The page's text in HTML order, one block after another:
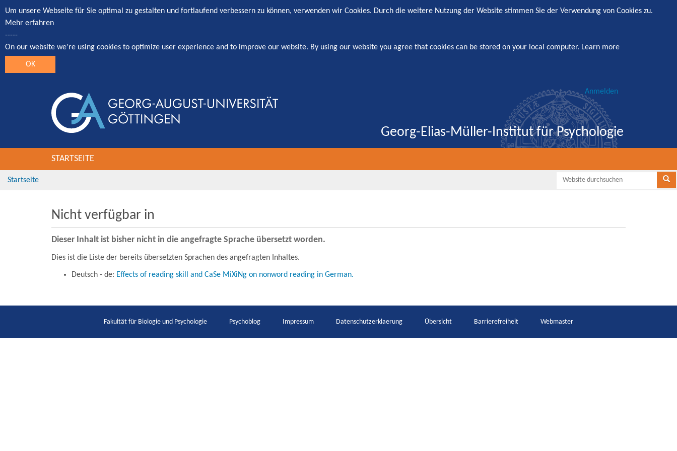
Um unsere Webseite für Sie optimal zu gestalten und fortlaufend verbessern zu können, verwenden wir Cookies. Durch die weitere Nutzung der Website stimmen Sie der Verwendung von Cookies zu.
Mehr erfahren
-----
On our website we're using cookies to optimize user experience and to improve our website. By using our website you agree that cookies can be stored on your local computer. Learn more
OK
Georg-Elias-Müller-Institut für Psychologie
Anmelden
STARTSEITE
Startseite
Nicht verfügbar in
Dieser Inhalt ist bisher nicht in die angefragte Sprache übersetzt worden.
Dies ist die Liste der bereits übersetzten Sprachen des angefragten Inhaltes.
Deutsch - de: Effects of reading skill and CaSe MiXiNg on nonword reading in German.
Fakultät für Biologie und Psychologie Psychoblog Impressum Datenschutzerklaerung Übersicht Barrierefreiheit Webmaster